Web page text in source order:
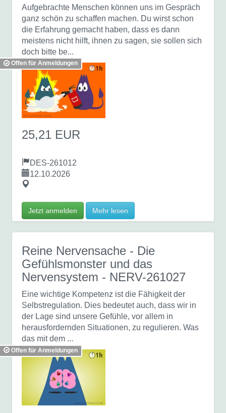
Aufgebrachte Menschen können uns im Gespräch
ganz schön zu schaffen machen. Du wirst schon
die Erfahrung gemacht haben, dass es dann
meistens nicht hilft, ihnen zu sagen, sie sollen sich
doch bitte be...
Offen für Anmeldungen
25,21 EUR
DES-261012
12.10.2026
Jetzt anmelden Mehr lesen
Reine Nervensache - Die
Gefühlsmonster und das
Nervensystem - NERV-261027
Eine wichtige Kompetenz ist die Fähigkeit der
Selbstregulation. Dies bedeutet auch, dass wir in
der Lage sind unsere Gefühle, vor allem in
herausfordernden Situationen, zu regulieren. Was
das mit dem ...
Offen für Anmeldungen